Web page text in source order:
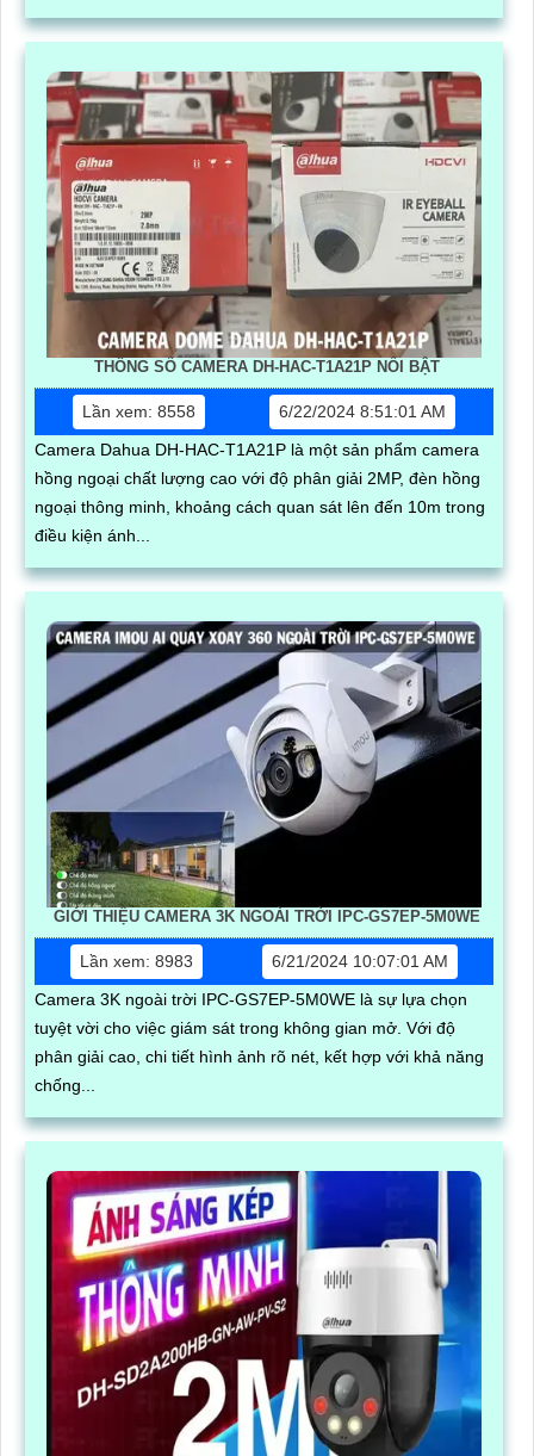
THÔNG SỐ CAMERA DH-HAC-T1A21P NỔI BẬT
Lần xem: 8558
6/22/2024 8:51:01 AM
Camera Dahua DH-HAC-T1A21P là một sản phẩm camera
hồng ngoại chất lượng cao với độ phân giải 2MP, đèn hồng
ngoại thông minh, khoảng cách quan sát lên đến 10m trong
điều kiện ánh...
GIỚI THIỆU CAMERA 3K NGOÀI TRỜI IPC-GS7EP-5M0WE
Lần xem: 8983
6/21/2024 10:07:01 AM
Camera 3K ngoài trời IPC-GS7EP-5M0WE là sự lựa chọn
tuyệt vời cho việc giám sát trong không gian mở. Với độ
phân giải cao, chi tiết hình ảnh rõ nét, kết hợp với khả năng
chống...